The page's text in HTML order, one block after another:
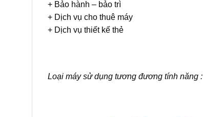
+ Bảo hành – bảo trì
+ Dịch vụ cho thuê máy
+ Dịch vụ thiết kế thẻ
Loại máy sử dụng tương đương tính năng :